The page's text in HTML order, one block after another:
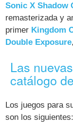
Sonic X Shadow
remasterizada y
primer Kingdom
Double Exposure
Las
catálogo
Los juegos para
son los siguientes: